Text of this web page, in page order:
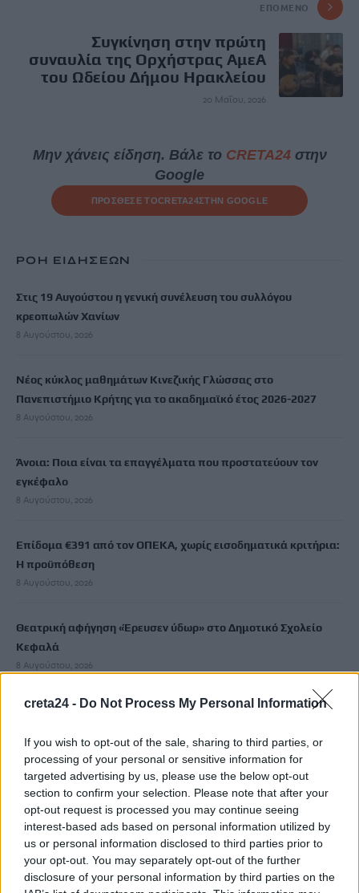
creta24 - Do Not Process My Personal Information
If you wish to opt-out of the sale, sharing to third parties, or
processing of your personal or sensitive information for
targeted advertising by us, please use the below opt-out
section to confirm your selection. Please note that after your
opt-out request is processed you may continue seeing
interest-based ads based on personal information utilized by
us or personal information disclosed to third parties prior to
your opt-out. You may separately opt-out of the further
disclosure of your personal information by third parties on the
ΕΠΌΜΕΝΟ
Συγκίνηση στην πρώτη
συναυλία της Ορχήστρας ΑμεΑ
του Ωδείου Δήμου Ηρακλείου
20 Μαΐου, 2026
Μην χάνεις είδηση. Βάλε το CRETA24στην
Google
ΠΡΟΣΘΕΣΕ ΤΟCRETA24ΣΤΗΝ GOOGLE
ΡΟΗ ΕΙΔΗΣΕΩΝ
Στις 19 Αυγούστου η γενική συνέλευση του συλλόγου
κρεοπωλών Χανίων
8 Αυγούστου, 2026
Νέος κύκλος μαθημάτων Κινεζικής Γλώσσας στο
Πανεπιστήμιο Κρήτης για το ακαδημαϊκό έτος 2026-2027
8 Αυγούστου, 2026
Άνοια: Ποια είναι τα επαγγέλματα που προστατεύουν τον
εγκέφαλο
8 Αυγούστου, 2026
Επίδομα €391 από τον ΟΠΕΚΑ, χωρίς εισοδηματικά κριτήρια:
Η προϋπόθεση
8 Αυγούστου, 2026
Θεατρική αφήγηση «Έρευσεν ύδωρ» στο Δημοτικό Σχολείο
Κεφαλά
8 Αυγούστου, 2026
18χρονος έσπασε παγκόσμιο ρεκόρ ως ο νεότερος άνδρας
8 Αυγούστου, 2026
Πότε θα πληρωθούν οι συντάξεις Σεπτεμβρίου
8 Αυγούστου, 2026
Τα κύματα καύσωνα στην Ιταλία, τη Γαλλία και την Ισπανία
θα αλλάξουν τη γεύση των ευρωπαϊκών κρασιών